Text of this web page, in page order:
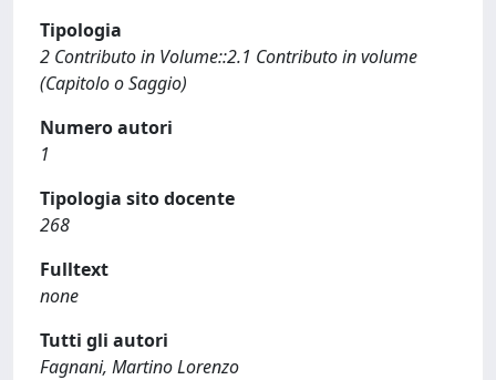
Tipologia
2 Contributo in Volume::2.1 Contributo in volume
(Capitolo o Saggio)
Numero autori
1
Tipologia sito docente
268
Fulltext
none
Tutti gli autori
Fagnani, Martino Lorenzo